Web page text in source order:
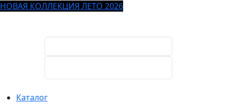
НОВАЯ КОЛЛЕКЦИЯ ЛЕТО 2026
Каталог